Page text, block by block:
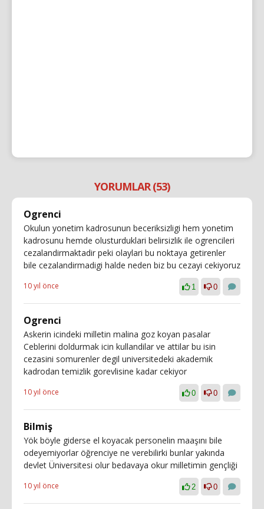
YORUMLAR (53)
Ogrenci
Okulun yonetim kadrosunun beceriksizligi hem yonetim
kadrosunu hemde olusturduklari belirsizlik ile ogrencileri
cezalandirmaktadir peki olaylari bu noktaya getirenler
bile cezalandirmadigi halde neden biz bu cezayi cekiyoruz
10 yıl önce 1 0
Ogrenci
Askerin icindeki milletin malina goz koyan pasalar
Ceblerini doldurmak icin kullandilar ve attilar bu isin
cezasini somurenler degil universitedeki akademik
kadrodan temizlik gorevlisine kadar cekiyor
10 yıl önce 0 0
Bilmiş
Yök böyle giderse el koyacak personelin maaşını bile
odeyemiyorlar öğrenciye ne verebilirki bunlar yakında
devlet Üniversitesi olur bedavaya okur milletimin gençliği
10 yıl önce 2 0